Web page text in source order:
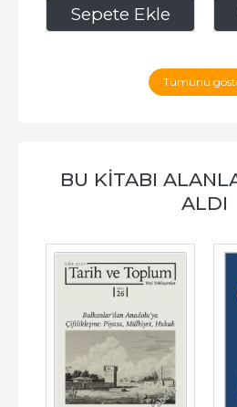
Sepete Ekle
351,00
Tümünü
BU KITABI
ALDI